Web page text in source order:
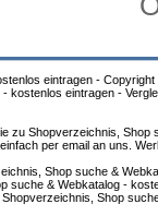
eintragen - Copyright
kostenlos eintragen -
zu Shopverzeichnis,
per email an uns.
Shop suche &
suche & Webkatalog -
Shop